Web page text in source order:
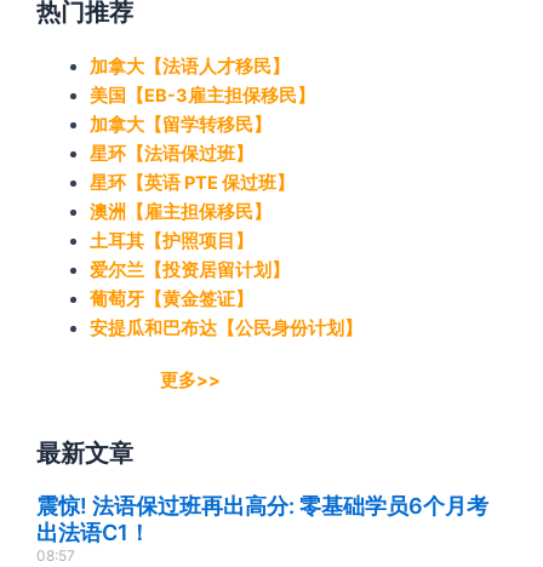
热门推荐
加拿大【法语人才移民】
美国【EB-3雇主担保移民】
加拿大【留学转移民】
星环【法语保过班】
星环【英语 PTE 保过班】
澳洲【雇主担保移民】
土耳其【护照项目】
爱尔兰【投资居留计划】
葡萄牙【黄金签证】
安提瓜和巴布达【公民身份计划】
更多>>
最新文章
震惊! 法语保过班再出高分: 零基础学员6个月考
出法语C1！
08:57